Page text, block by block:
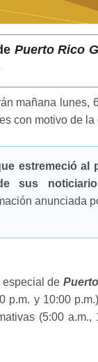
Puerto Rico
mañana lunes,
con motivo de la
estremeció al
sus
anunciada
especial de
p.m. y 10:00
(5:00